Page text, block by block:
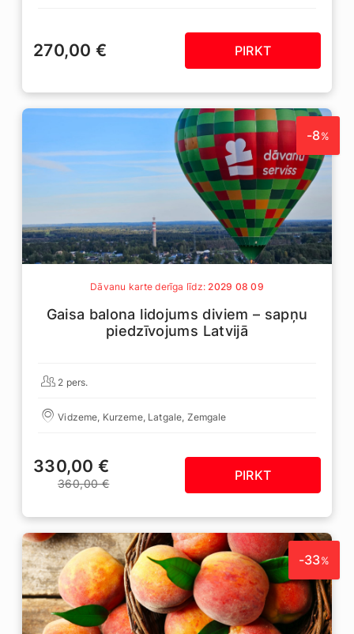
270,00 € PIRKT
-8%
Dāvanu karte derīga līdz:2029 08 09
Gaisa balona lidojums diviem – sapņu
piedzīvojums Latvijā
2 pers.
Vidzeme, Kurzeme, Latgale, Zemgale
330,00 €
360,00 €
PIRKT
-33%